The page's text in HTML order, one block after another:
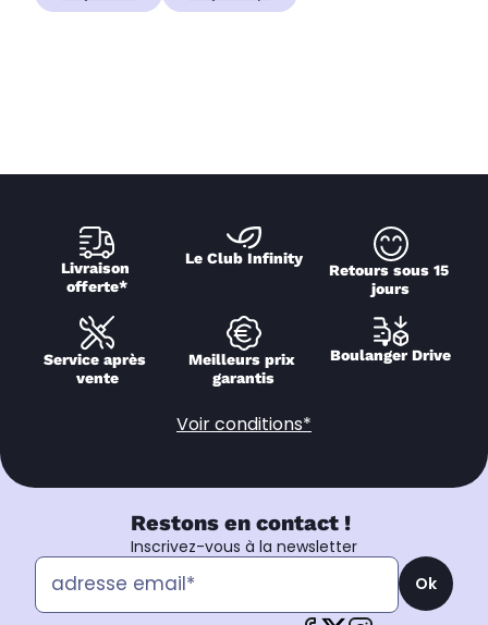
Livraison
offerte*
Le Club Infinity
Retours sous 15
jours
Service après
vente
Meilleurs prix
garantis
Boulanger Drive
Voir conditions*
Restons en contact !
Inscrivez-vous à la newsletter
Ok